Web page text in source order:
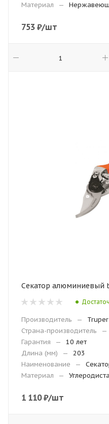
Материал
—
753 ₽/шт
Секатор алюминиевый
Производитель —
Truper
Страна-производитель
—
Гарантия
—
10 лет
Длина (мм)
—
203
Наименование
—
Материал
—
1 110₽/шт